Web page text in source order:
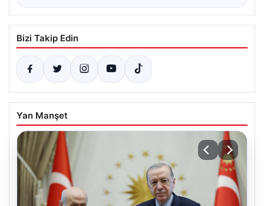
Bizi Takip Edin
Yan Manşet